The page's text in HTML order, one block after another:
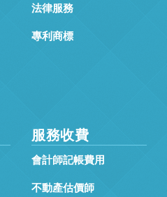
法律服務
專利商標
服務收費
會計師記帳費用
不動產估價師